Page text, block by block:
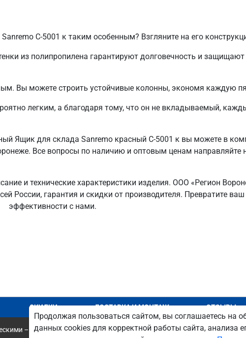
C-5001 к таким особенным? Взгляните на его
из полипропилена гарантируют долговечность и
Вы можете строить устойчивые колонны, экономя каждую
легким, а благодаря тому, что он не вкладываемый,
Ящик для склада Sanremo красный C-5001 к вы можете в
Все вопросы по наличию и оптовым ценам направляйте
и технические характеристики изделия. ООО «Регион
России, гарантия и скидки от производителя. Превратите
эффективности с нами.
СКИДКИ ДОСТАВКА И МОНТАЖ ОТЗЫВЫ
– является опечаткой.
Продолжая пользоваться сайтом, вы соглашаетесь на
данных cookies для корректной работы сайта, анализа